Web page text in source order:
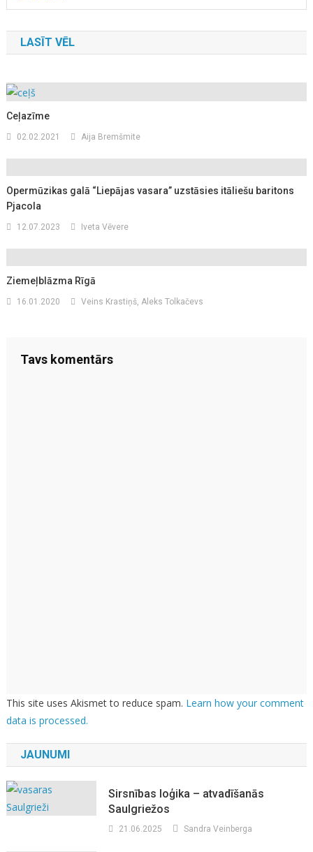
LASĪT VĒL
Ceļazīme
02.02.2021 Aija Bremšmite
Opermūzikas galā “Liepājas vasara” uzstāsies itāliešu baritons
Pjacola
12.07.2023 Iveta Vēvere
Ziemeļblāzma Rīgā
16.01.2020 Veins Krastiņš, Aleks Tolkačevs
Tavs komentārs
This site uses Akismet to reduce spam. Learn how your comment
data is processed.
JAUNUMI
Sirsnības loģika – atvadīšanās
Saulgriežos
21.06.2025 Sandra Veinberga